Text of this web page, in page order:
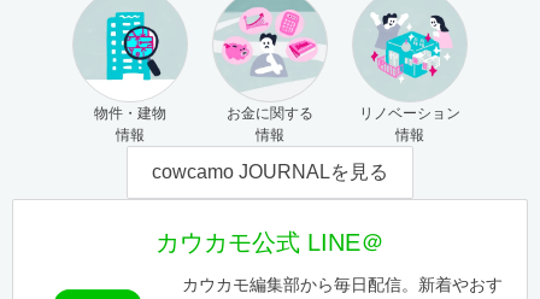
物件・建物
情報
お金に関する
情報
リノベーション
情報
cowcamo JOURNALを見る
カウカモ公式 LINE＠
カウカモ編集部から毎日配信。新着やおす